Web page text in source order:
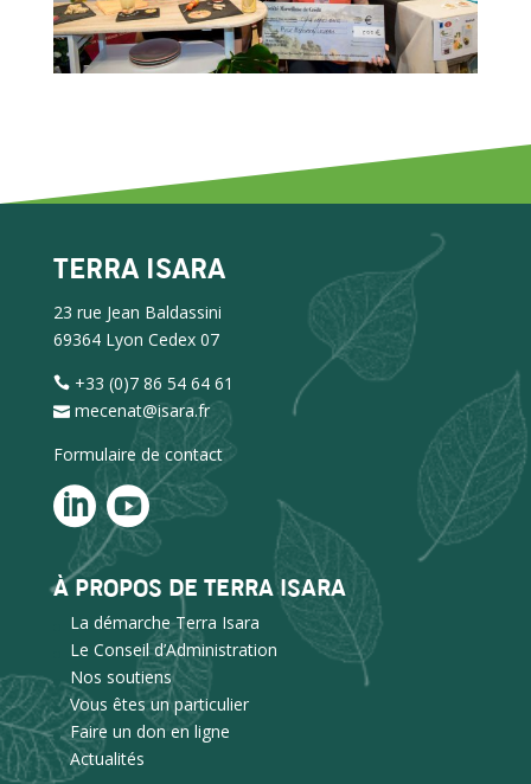
TERRA ISARA
23 rue Jean Baldassini
69364 Lyon Cedex 07
+33 (0)7 86 54 64 61
mecenat@isara.fr
Formulaire de contact
À PROPOS DE TERRA ISARA
La démarche Terra Isara
Le Conseil d’Administration
Nos soutiens
Vous êtes un particulier
Faire un don en ligne
Actualités